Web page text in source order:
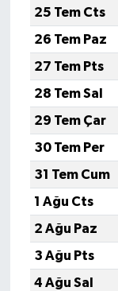
25 Tem Cts
26 Tem Paz
27 Tem Pts
28 Tem Sal
29 Tem Çar
30 Tem Per
31 Tem Cum
1 Ağu Cts
2 Ağu Paz
3 Ağu Pts
4 Ağu Sal